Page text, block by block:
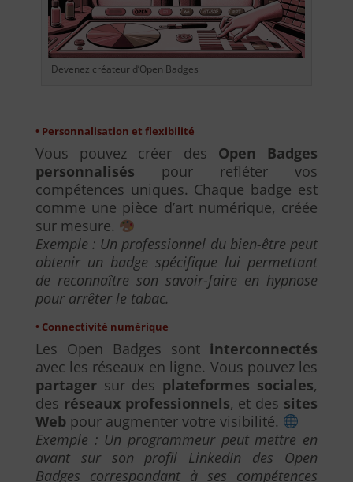
Devenez créateur d’Open Badges
• Personnalisation et flexibilité
Vous pouvez créer des Open Badges
personnalisés pour refléter vos
compétences uniques. Chaque badge est
comme une pièce d’art numérique, créée
sur mesure.
Exemple : Un professionnel du bien-être peut
obtenir un badge spécifique lui permettant
de reconnaître son savoir-faire en hypnose
pour arrêter le tabac.
• Connectivité numérique
Les Open Badges sont interconnectés
avec les réseaux en ligne. Vous pouvez les
partagersur des plateformes sociales,
des réseaux professionnels, et des sites
Webpour augmenter votre visibilité.
Exemple : Un programmeur peut mettre en
avant sur son profil LinkedIn des Open
Badges correspondant à ses compétences